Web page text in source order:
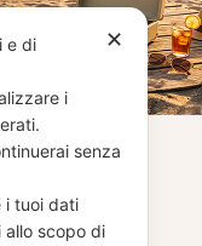
✕
e di
i
senza
i tuoi dati
allo scopo di